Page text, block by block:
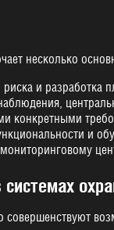
несколько
и разработка
конкретными
и
совершенствуют